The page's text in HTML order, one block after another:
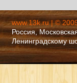
www.13k.ru | ©
Россия,
Ленинградскому